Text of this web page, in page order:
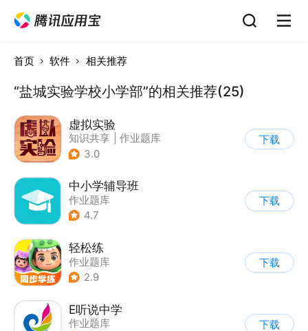
首页 软件 相关推荐
“盐城实验学校小学部”的相关推荐(25)
虚拟实验
知识共享
作业题库
3.0
下载
中小学辅导班
作业题库
4.7
下载
轻松练
作业题库
2.9
下载
E听说中学
作业题库
下载